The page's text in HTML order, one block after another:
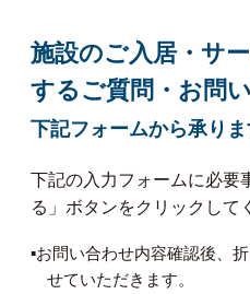
施設のご入居・サ
するご質問・お問
下記フォームから承りま
下記の入力フォームに必
る」ボタンをクリックして
▪︎お問い合わせ内容確認後、
せていただきます。